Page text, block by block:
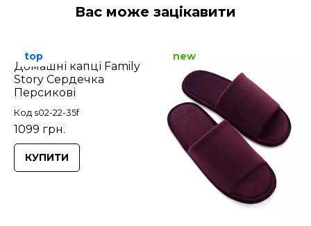
Вас може зацікавити
Домашні капці Family
Story Сердечка
Персикові
Код s02-22-35f
1099 грн.
top
КУПИТИ
new